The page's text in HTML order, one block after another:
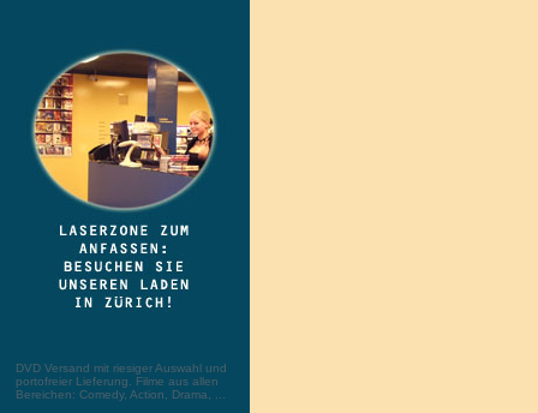
DVD Versand mit riesiger Auswahl und
portofreier Lieferung. Filme aus allen
Bereichen: Comedy, Action, Drama, ...